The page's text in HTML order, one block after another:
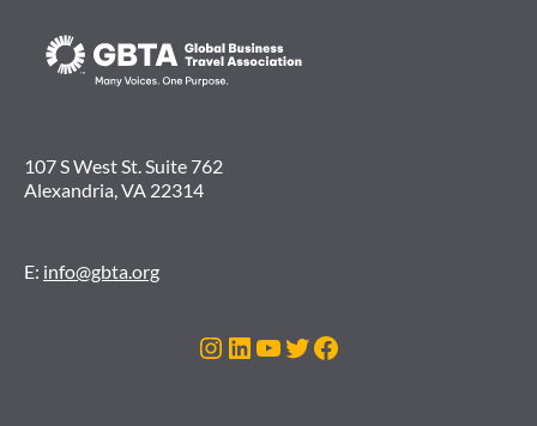
107 S West St. Suite 762
Alexandria, VA 22314
E: info@gbta.org
Instagram
LinkedIn
Youtube
Twitter
Facebook